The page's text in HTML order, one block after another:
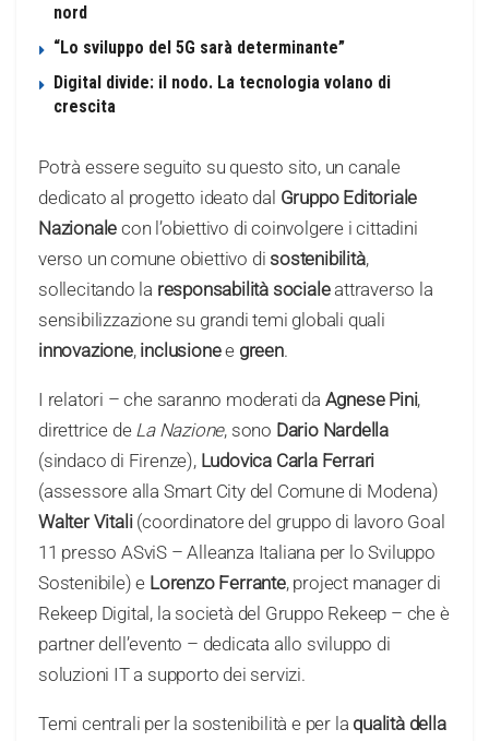
nord
“Lo sviluppo del 5G sarà determinante”
Digital divide: il nodo. La tecnologia volano di
crescita
Potrà essere seguito su questo sito, un canale
dedicato al progetto ideato dal Gruppo Editoriale
Nazionale con l’obiettivo di coinvolgere i cittadini
verso un comune obiettivo di sostenibilità,
sollecitando la responsabilità socialeattraverso la
sensibilizzazione su grandi temi globali quali
innovazione, inclusionee green.
I relatori – che saranno moderati da Agnese Pini,
direttrice de La Nazione, sono Dario Nardella
(sindaco di Firenze), Ludovica Carla Ferrari
(assessore alla Smart City del Comune di Modena)
Walter Vitali(coordinatore del gruppo di lavoro Goal
11 presso ASviS – Alleanza Italiana per lo Sviluppo
Sostenibile) e Lorenzo Ferrante, project manager di
Rekeep Digital, la società del Gruppo Rekeep – che è
partner dell’evento – dedicata allo sviluppo di
soluzioni IT a supporto dei servizi.
Temi centrali per la sostenibilità e per la qualità della